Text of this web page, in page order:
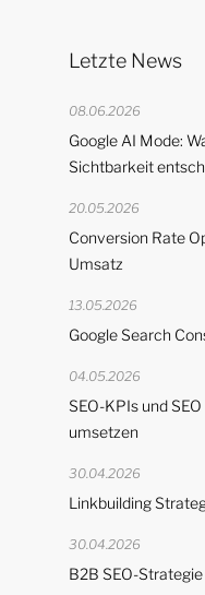
Letzte News
08.06.2026
Google AI Mode:
Sichtbarkeit
20.05.2026
Conversion Rate
Umsatz
13.05.2026
Google Search
04.05.2026
SEO-KPIs und
umsetzen
30.04.2026
Linkbuilding
30.04.2026
B2B SEO-